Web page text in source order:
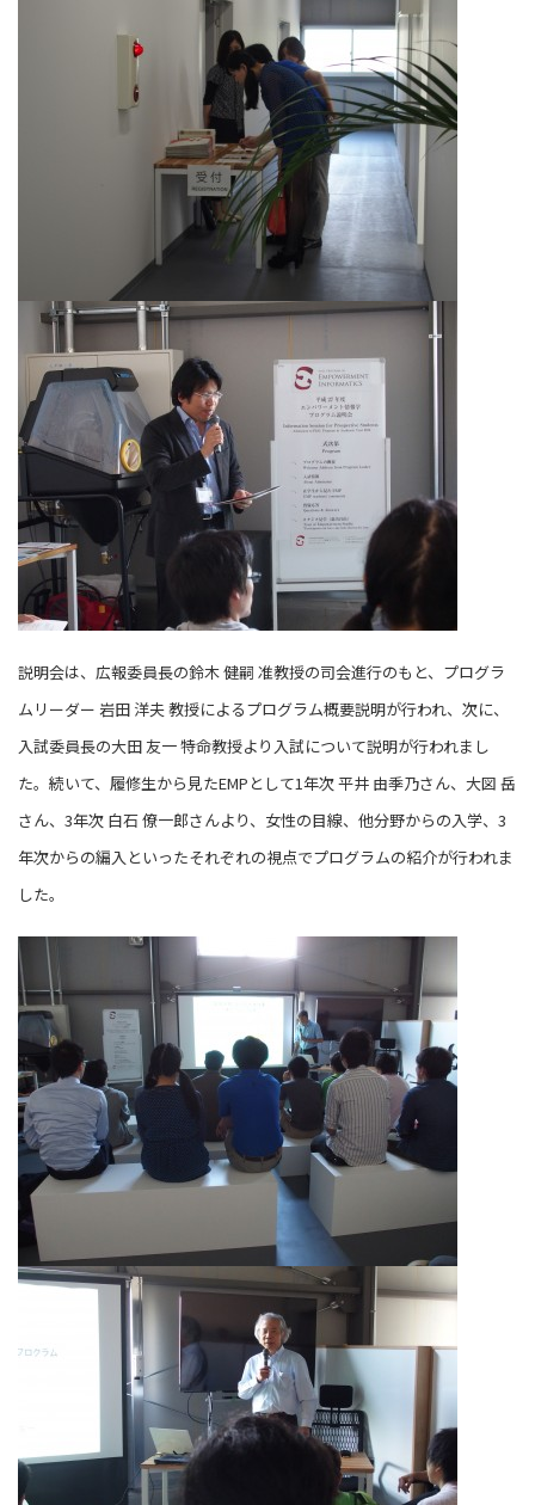
説明会は、広報委員長の鈴木 健嗣 准教授の司会進行のもと、プログラ
ムリーダー 岩田 洋夫 教授によるプログラム概要説明が行われ、次に、
入試委員長の大田 友一 特命教授より入試について説明が行われまし
た。続いて、履修生から見たEMPとして1年次 平井 由季乃さん、大図 岳
さん、3年次 白石 僚一郎さんより、女性の目線、他分野からの入学、3
年次からの編入といったそれぞれの視点でプログラムの紹介が行われま
した。